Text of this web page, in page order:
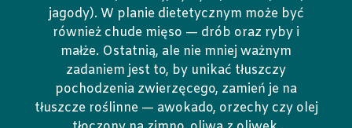
jagody). W planie dietetycznym może być
również chude mięso — drób oraz ryby i
małże. Ostatnią, ale nie mniej ważnym
zadaniem jest to, by unikać tłuszczy
pochodzenia zwierzęcego, zamień je na
tłuszcze roślinne — awokado, orzechy czy olej